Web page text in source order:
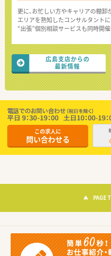
更に、お忙しい方やキャリアの棚卸
エリアを熟知したコンサルタントに
“出張”個別相談サービスも同時開催
広島支店からの
最新情報
この求人に
問い合わせる
PAGE